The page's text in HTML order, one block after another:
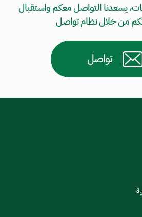
يسعدنا التواصل معكم واستقبال
من خلال نظام تواصل
تواصل